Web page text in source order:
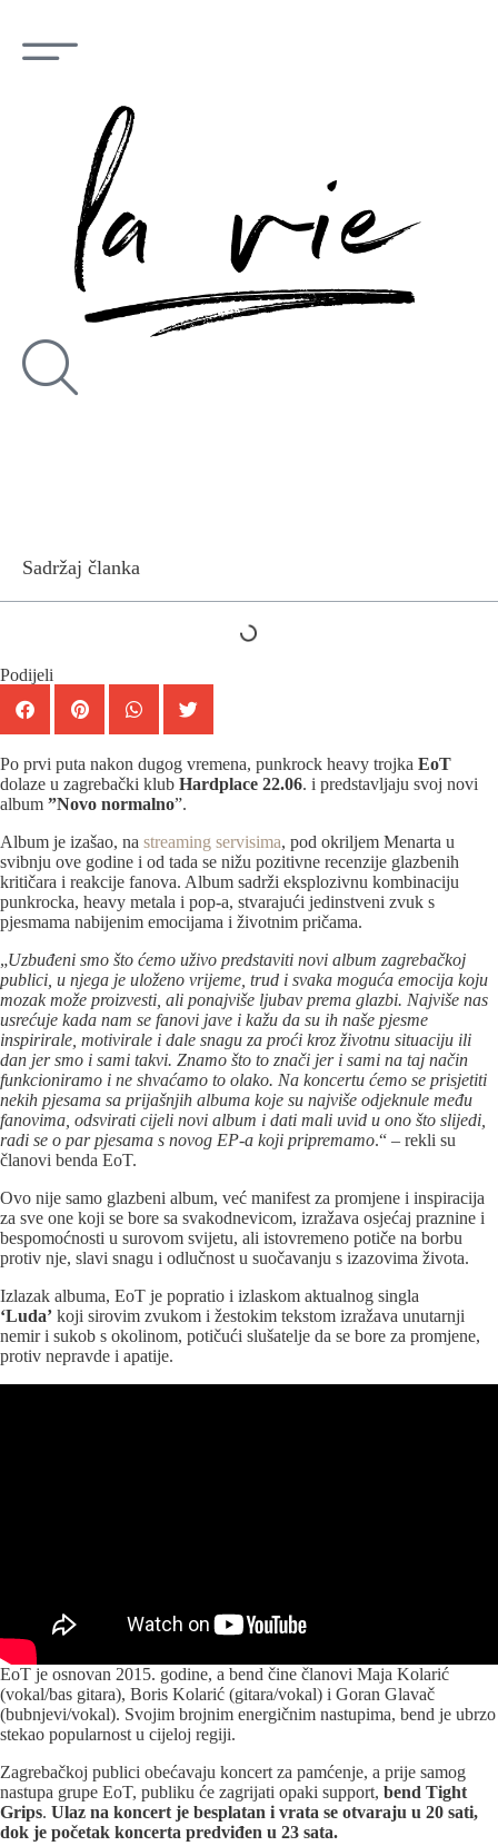
Sadržaj članka
Podijeli
Po prvi puta nakon dugog vremena, punkrock heavy trojka EoT
dolaze u zagrebački klub Hardplace 22.06. i predstavljaju svoj novi
album ”Novo normalno”.
Album je izašao, na streaming servisima, pod okriljem Menarta u
svibnju ove godine i od tada se nižu pozitivne recenzije glazbenih
kritičara i reakcije fanova. Album sadrži eksplozivnu kombinaciju
punkrocka, heavy metala i pop-a, stvarajući jedinstveni zvuk s
pjesmama nabijenim emocijama i životnim pričama.
„Uzbuđeni smo što ćemo uživo predstaviti novi album zagrebačkoj
publici, u njega je uloženo vrijeme, trud i svaka moguća emocija koju
mozak može proizvesti, ali ponajviše ljubav prema glazbi. Najviše nas
usrećuje kada nam se fanovi jave i kažu da su ih naše pjesme
inspirirale, motivirale i dale snagu za proći kroz životnu situaciju ili
dan jer smo i sami takvi. Znamo što to znači jer i sami na taj način
funkcioniramo i ne shvaćamo to olako. Na koncertu ćemo se prisjetiti
nekih pjesama sa prijašnjih albuma koje su najviše odjeknule među
fanovima, odsvirati cijeli novi album i dati mali uvid u ono što slijedi,
radi se o par pjesama s novog EP-a koji pripremamo.“ – rekli su
članovi benda EoT.
Ovo nije samo glazbeni album, već manifest za promjene i inspiracija
za sve one koji se bore sa svakodnevicom, izražava osjećaj praznine i
bespomoćnosti u surovom svijetu, ali istovremeno potiče na borbu
protiv nje, slavi snagu i odlučnost u suočavanju s izazovima života.
Izlazak albuma, EoT je popratio i izlaskom aktualnog singla
‘Luda’ koji sirovim zvukom i žestokim tekstom izražava unutarnji
nemir i sukob s okolinom, potičući slušatelje da se bore za promjene,
protiv nepravde i apatije.
EoT je osnovan 2015. godine, a bend čine članovi Maja Kolarić
(vokal/bas gitara), Boris Kolarić (gitara/vokal) i Goran Glavač
(bubnjevi/vokal). Svojim brojnim energičnim nastupima, bend je ubrzo
stekao popularnost u cijeloj regiji.
Zagrebačkoj publici obećavaju koncert za pamćenje, a prije samog
nastupa grupe EoT, publiku će zagrijati opaki support, bend Tight
Grips. Ulaz na koncert je besplatan i vrata se otvaraju u 20 sati,
dok je početak koncerta predviđen u 23 sata.